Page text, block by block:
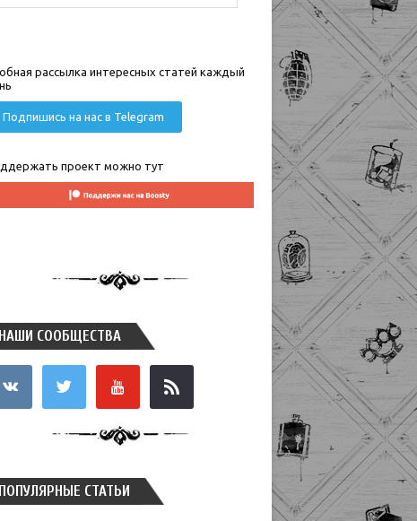
рассылка интересных статей каждый
Подпишись на нас в Telegram
проект можно тут
НАШИ СООБЩЕСТВА
ПОПУЛЯРНЫЕ СТАТЬИ